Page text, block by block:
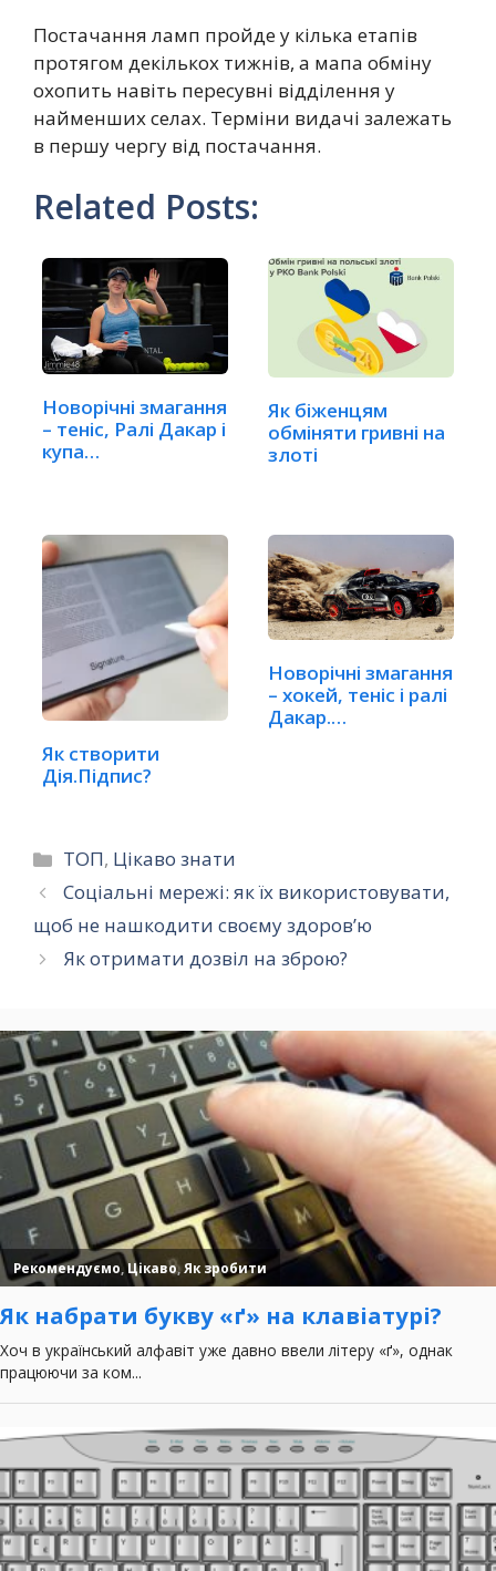
Постачання ламп пройде у кілька етапів
протягом декількох тижнів, а мапа обміну
охопить навіть пересувні відділення у
найменших селах. Терміни видачі залежать
в першу чергу від постачання.
Related Posts:
Новорічні змагання
– теніс, Ралі Дакар і
купа…
Як біженцям
обміняти гривні на
злоті
Як створити
Дія.Підпис?
Новорічні змагання
– хокей, теніс і ралі
Дакар.…
Категорії
ТОП, Цікаво знати
Соціальні мережі: як їх використовувати,
щоб не нашкодити своєму здоров’ю
Як отримати дозвіл на зброю?